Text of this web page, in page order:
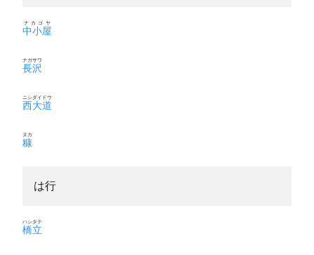
中小屋
ナカゴヤ
長沢
ナガサワ
西大道
ニシダイドウ
糠
ヌカ
は行
橋立
ハシタテ